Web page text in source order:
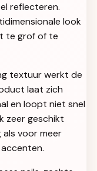
reflecteren.
look
te grof of te
textuur werkt de
laat zich
en loopt niet snel
zeer geschikt
als voor meer